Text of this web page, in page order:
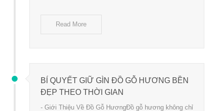
Read More
BÍ QUYẾT GIỮ GÌN ĐỒ GỖ HƯƠNG BỀN
ĐẸP THEO THỜI GIAN
- Giới Thiệu Về Đồ Gỗ HươngĐồ gỗ hương không chỉ